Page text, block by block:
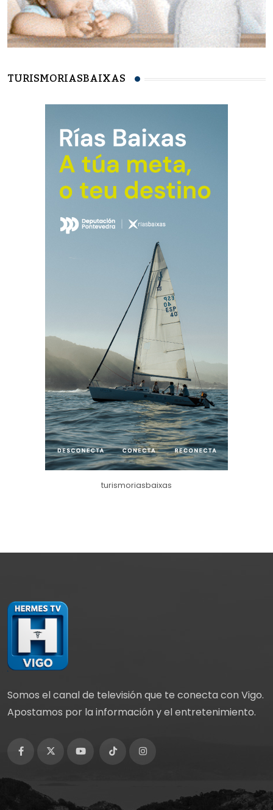
TURISMORIASBAIXAS
turismoriasbaixas
Somos el canal de televisión que te conecta con Vigo.
Apostamos por la información y el entretenimiento.